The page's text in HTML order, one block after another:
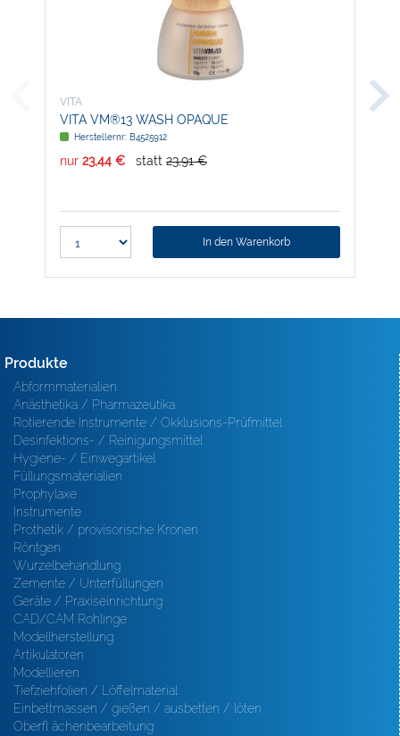
VITA
VITA VM®13 WASH OPAQUE
Herstellernr: B4525912
nur 23,44 € statt 23,91 €
In den Warenkorb
Produkte
Abformmaterialien
Anästhetika / Pharmazeutika
Rotierende Instrumente / Okklusions-Prüfmittel
Desinfektions- / Reinigungsmittel
Hygiene- / Einwegartikel
Füllungsmaterialien
Prophylaxe
Instrumente
Prothetik / provisorische Kronen
Röntgen
Wurzelbehandlung
Zemente / Unterfüllungen
Geräte / Praxiseinrichtung
CAD/CAM Rohlinge
Modellherstellung
Artikulatoren
Modellieren
Tiefziehfolien / Löffelmaterial
Einbettmassen / gießen / ausbetten / löten
Oberfl ächenbearbeitung